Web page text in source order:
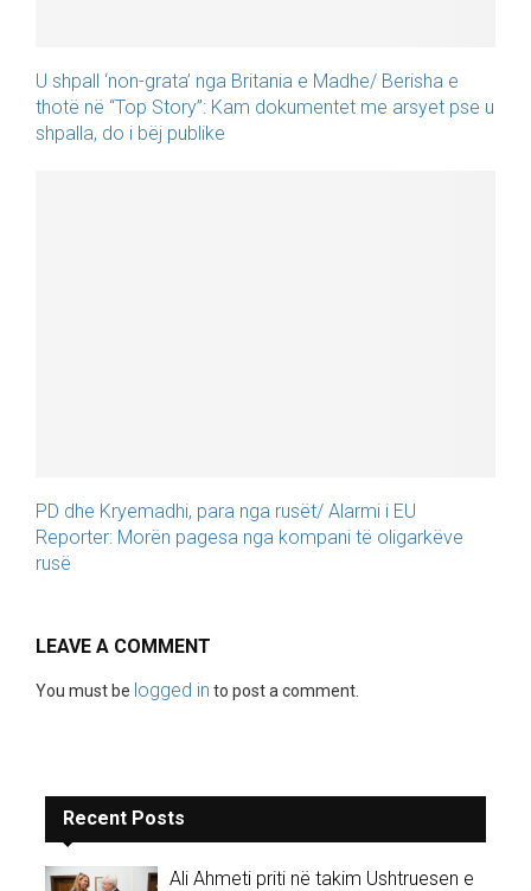
U shpall ‘non-grata’ nga Britania e Madhe/ Berisha e
thotë në “Top Story”: Kam dokumentet me arsyet pse u
shpalla, do i bëj publike
PD dhe Kryemadhi, para nga rusët/ Alarmi i EU
Reporter: Morën pagesa nga kompani të oligarkëve
rusë
LEAVE A COMMENT
You must be logged in to post a comment.
Recent Posts
Ali Ahmeti priti në takim Ushtruesen e